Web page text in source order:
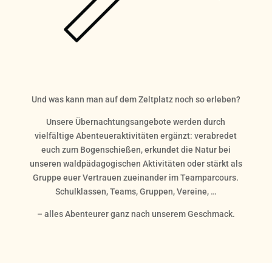
Und was kann man auf dem Zeltplatz noch so erleben?
Unsere Übernachtungsangebote werden durch
vielfältige Abenteueraktivitäten ergänzt: verabredet
euch zum Bogenschießen, erkundet die Natur bei
unseren waldpädagogischen Aktivitäten oder stärkt als
Gruppe euer Vertrauen zueinander im Teamparcours.
Schulklassen, Teams, Gruppen, Vereine, …
– alles Abenteurer ganz nach unserem Geschmack.